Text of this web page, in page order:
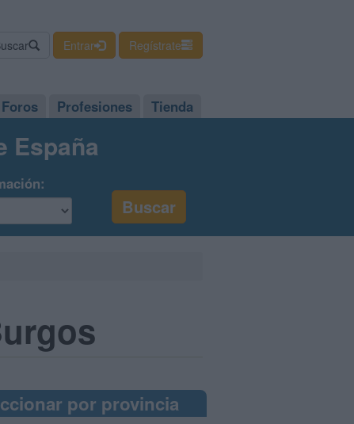
Entrar Regístrate
Foros Profesiones Tienda
España
por provincia